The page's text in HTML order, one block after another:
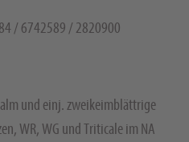
/ 6742589 / 2820900
und einj. zweikeimblättrige
WR, WG und Triticale im NA